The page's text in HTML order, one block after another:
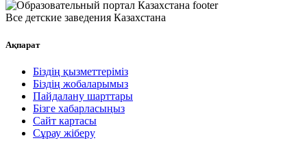
Все детские заведения Казахстана
Ақпарат
Біздің қызметтеріміз
Біздің жобаларымыз
Пайдалану шарттары
Бізге хабарласыңыз
Сайт картасы
Сұрау жіберу